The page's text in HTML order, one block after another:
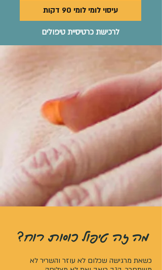
עיסוי לומי לומי 90 דקות
לרכישת כרטיסיית טיפולים
מה זה טיפול כוסות רוח?
כשאת מרגישה שכלום לא עוזר והשריר לא